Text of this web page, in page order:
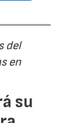
del
en
su